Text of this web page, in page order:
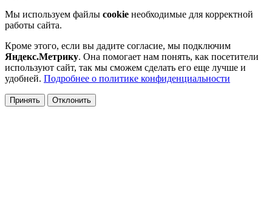
Мы используем файлы cookie необходимые для корректной
работы сайта.
Кроме этого, если вы дадите согласие, мы подключим
Яндекс.Метрику. Она помогает нам понять, как посетители
используют сайт, так мы сможем сделать его еще лучше и
удобней. Подробнее о политике конфиденциальности
Принять Отклонить